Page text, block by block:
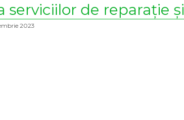
serviciilor de reparație
2023